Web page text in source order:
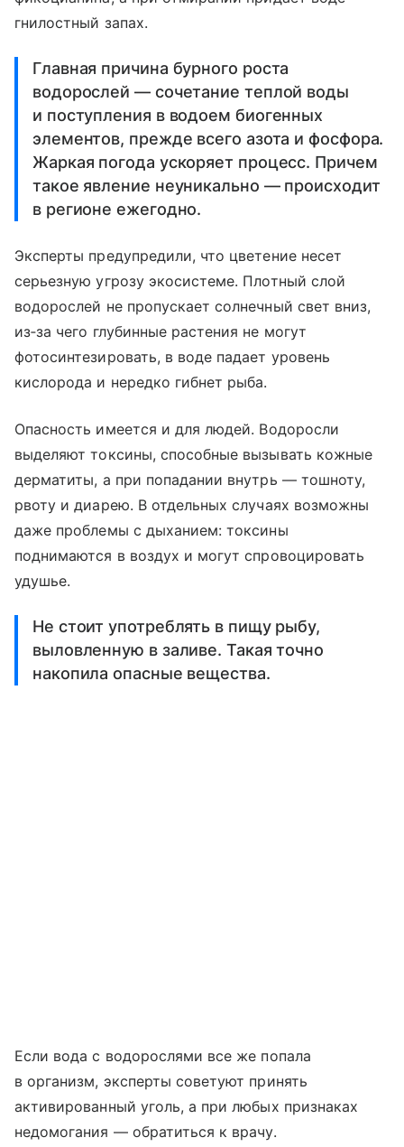
гнилостный запах.
Главная причина бурного роста
водорослей — сочетание теплой воды
и поступления в водоем биогенных
элементов, прежде всего азота и фосфора.
Жаркая погода ускоряет процесс. Причем
такое явление неуникально — происходит
в регионе ежегодно.
Эксперты предупредили, что цветение несет
серьезную угрозу экосистеме. Плотный слой
водорослей не пропускает солнечный свет вниз,
из‑за чего глубинные растения не могут
фотосинтезировать, в воде падает уровень
кислорода и нередко гибнет рыба.
Опасность имеется и для людей. Водоросли
выделяют токсины, способные вызывать кожные
дерматиты, а при попадании внутрь — тошноту,
рвоту и диарею. В отдельных случаях возможны
даже проблемы с дыханием: токсины
поднимаются в воздух и могут спровоцировать
удушье.
Не стоит употреблять в пищу рыбу,
выловленную в заливе. Такая точно
накопила опасные вещества.
Если вода с водорослями все же попала
в организм, эксперты советуют принять
активированный уголь, а при любых признаках
недомогания — обратиться к врачу.